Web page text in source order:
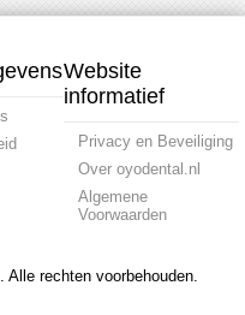
Website
informatief
Privacy en Beveiliging
Over oyodental.nl
Algemene
Voorwaarden
rechten voorbehouden.